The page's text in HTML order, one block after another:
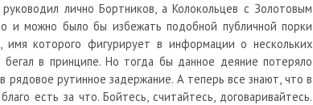
лично Бортников, а Колокольцев с Золотовым
и можно было бы избежать подобной публичной порки
которого фигурирует в информации о нескольких
в принципе. Но тогда бы данное деяние потеряло
рутинное задержание. А теперь все знают, что в
есть за что. Бойтесь, считайтесь, договаривайтесь.